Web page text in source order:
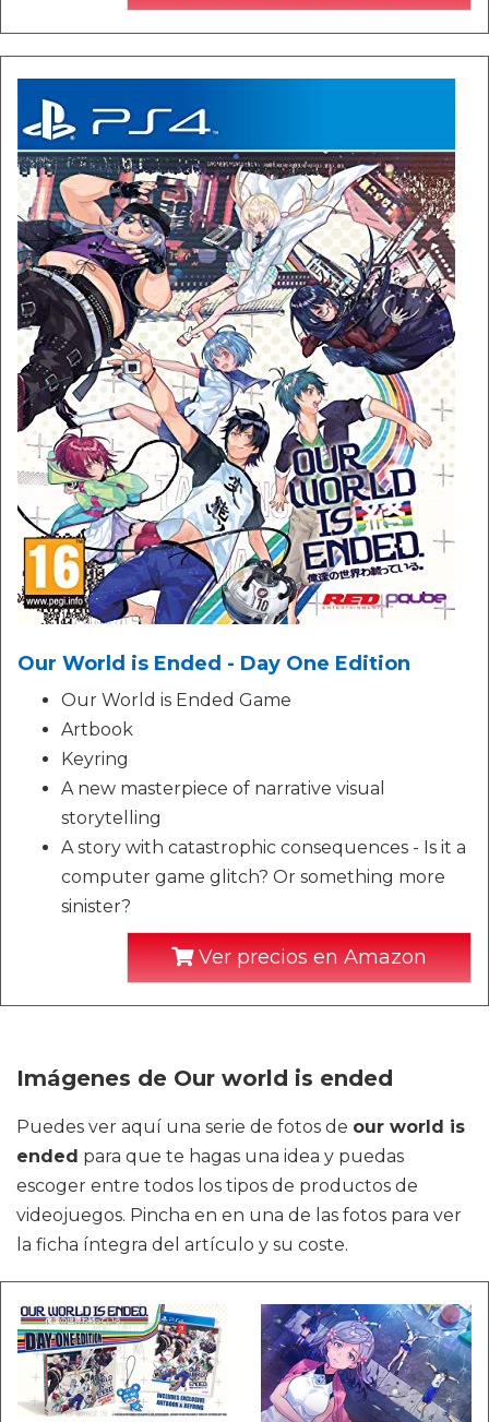
Our World is Ended - Day One Edition
Our World is Ended Game
Artbook
Keyring
A new masterpiece of narrative visual
storytelling
A story with catastrophic consequences - Is it a
computer game glitch? Or something more
sinister?
Ver precios en Amazon
Imágenes de Our world is ended
Puedes ver aquí una serie de fotos de our world is
ended para que te hagas una idea y puedas
escoger entre todos los tipos de productos de
videojuegos. Pincha en en una de las fotos para ver
la ficha íntegra del artículo y su coste.